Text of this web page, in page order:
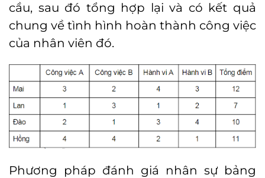
cầu, sau đó tổng hợp lại và có kết quả
chung về tình hình hoàn thành công việc
của nhân viên đó.
Phương pháp đánh giá nhân sự bảng